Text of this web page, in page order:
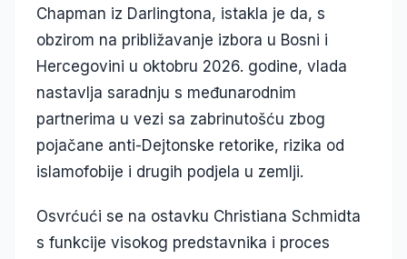
Chapman iz Darlingtona, istakla je da, s
obzirom na približavanje izbora u Bosni i
Hercegovini u oktobru 2026. godine, vlada
nastavlja saradnju s međunarodnim
partnerima u vezi sa zabrinutošću zbog
pojačane anti-Dejtonske retorike, rizika od
islamofobije i drugih podjela u zemlji.
Osvrćući se na ostavku Christiana Schmidta
s funkcije visokog predstavnika i proces